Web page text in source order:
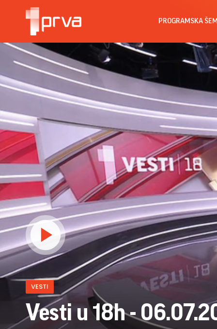
PROGRAMSKA
VESTI
Vesti u 18h -